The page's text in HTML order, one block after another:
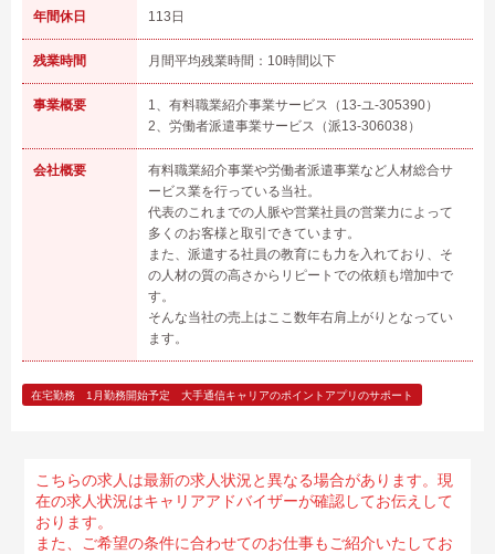
年間休日 113日
残業時間 月間平均残業時間：10時間以下
事業概要
1、有料職業紹介事業サービス（13-ユ-305390）
2、労働者派遣事業サービス（派13-306038）
会社概要
有料職業紹介事業や労働者派遣事業など人材総合サ
ービス業を行っている当社。
代表のこれまでの人脈や営業社員の営業力によって
多くのお客様と取引できています。
また、派遣する社員の教育にも力を入れており、そ
の人材の質の高さからリピートでの依頼も増加中で
す。
そんな当社の売上はここ数年右肩上がりとなってい
ます。
在宅勤務 1月勤務開始予定 大手通信キャリアのポイントアプリのサポート
こちらの求人は最新の求人状況と異なる場合があります。現
在の求人状況はキャリアアドバイザーが確認してお伝えして
おります。
また、ご希望の条件に合わせてのお仕事もご紹介いたしてお